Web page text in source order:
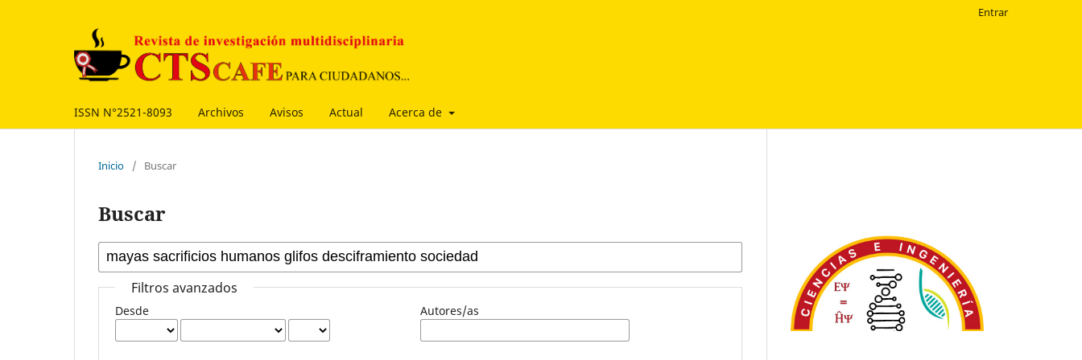
ISSN N°2521-8093 Archivos Avisos Actual Acerca de
Entrar
Inicio / Buscar
Buscar
Filtros avanzados
Desde Autores/as